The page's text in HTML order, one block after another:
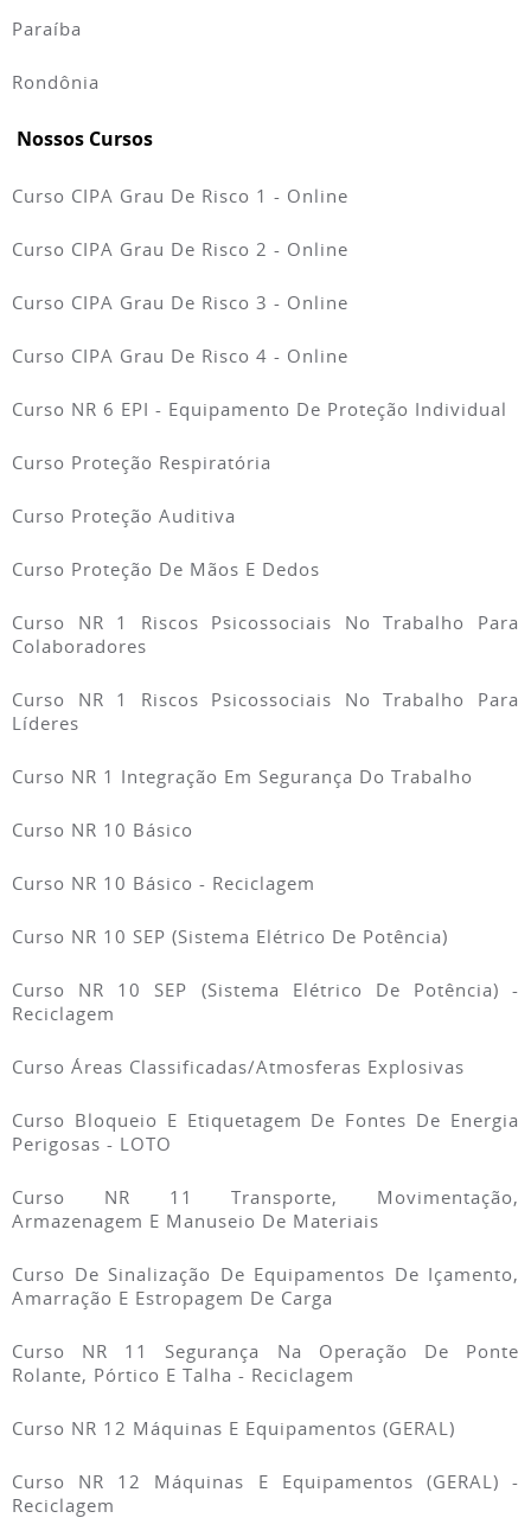
Paraíba
Rondônia
Nossos Cursos
Curso CIPA Grau De Risco 1 - Online
Curso CIPA Grau De Risco 2 - Online
Curso CIPA Grau De Risco 3 - Online
Curso CIPA Grau De Risco 4 - Online
Curso NR 6 EPI - Equipamento De Proteção Individual
Curso Proteção Respiratória
Curso Proteção Auditiva
Curso Proteção De Mãos E Dedos
Curso NR 1 Riscos Psicossociais No Trabalho Para
Colaboradores
Curso NR 1 Riscos Psicossociais No Trabalho Para
Líderes
Curso NR 1 Integração Em Segurança Do Trabalho
Curso NR 10 Básico
Curso NR 10 Básico - Reciclagem
Curso NR 10 SEP (Sistema Elétrico De Potência)
Curso NR 10 SEP (Sistema Elétrico De Potência) -
Reciclagem
Curso Áreas Classificadas/Atmosferas Explosivas
Curso Bloqueio E Etiquetagem De Fontes De Energia
Perigosas - LOTO
Curso NR 11 Transporte, Movimentação,
Armazenagem E Manuseio De Materiais
Curso De Sinalização De Equipamentos De Içamento,
Amarração E Estropagem De Carga
Curso NR 11 Segurança Na Operação De Ponte
Rolante, Pórtico E Talha - Reciclagem
Curso NR 12 Máquinas E Equipamentos (GERAL)
Curso NR 12 Máquinas E Equipamentos (GERAL) -
Reciclagem